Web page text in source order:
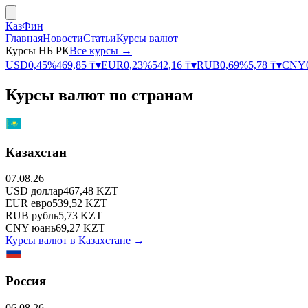
КазФин
ГлавнаяНовостиСтатьиКурсы валют
Курсы НБ РКВсе курсы →
USD0,45%469,85 ₸▾EUR0,23%542,16 ₸▾RUB0,69%5,78 ₸▾CNY
Курсы валют по странам
Казахстан
07.08.26
USD доллар467,48 KZT
EUR евро539,52 KZT
RUB рубль5,73 KZT
CNY юань69,27 KZT
Курсы валют в Казахстане →
Россия